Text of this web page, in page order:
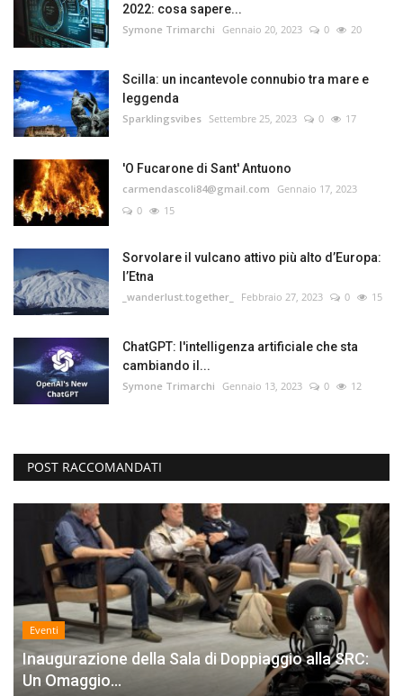
2022: cosa sapere...
Symone Trimarchi Gennaio 20, 2023 0 20
Scilla: un incantevole connubio tra mare e
leggenda
Sparklingsvibes Settembre 25, 2023 0 17
'O Fucarone di Sant' Antuono
carmendascoli84@gmail.com
Gennaio 17, 2023
0
15
Sorvolare il vulcano attivo più alto d’Europa:
l’Etna
_wanderlust.together_ Febbraio 27, 2023 0 15
ChatGPT: l'intelligenza artificiale che sta
cambiando il...
Symone Trimarchi Gennaio 13, 2023 0 12
POST RACCOMANDATI
Eventi
Inaugurazione della Sala di Doppiaggio alla SRC:
Un Omaggio...